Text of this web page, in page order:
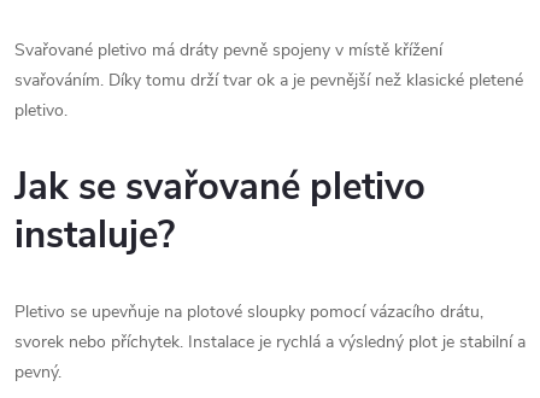
Svařované pletivo má dráty pevně spojeny v místě křížení
svařováním. Díky tomu drží tvar ok a je pevnější než klasické pletené
pletivo.
Jak se svařované pletivo
instaluje?
Pletivo se upevňuje na plotové sloupky pomocí vázacího drátu,
svorek nebo příchytek. Instalace je rychlá a výsledný plot je stabilní a
pevný.